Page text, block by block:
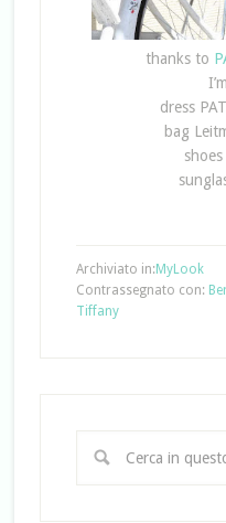
thanks to
dress
bag
Archiviato in:MyLook
Contrassegnato con:
Tiffany